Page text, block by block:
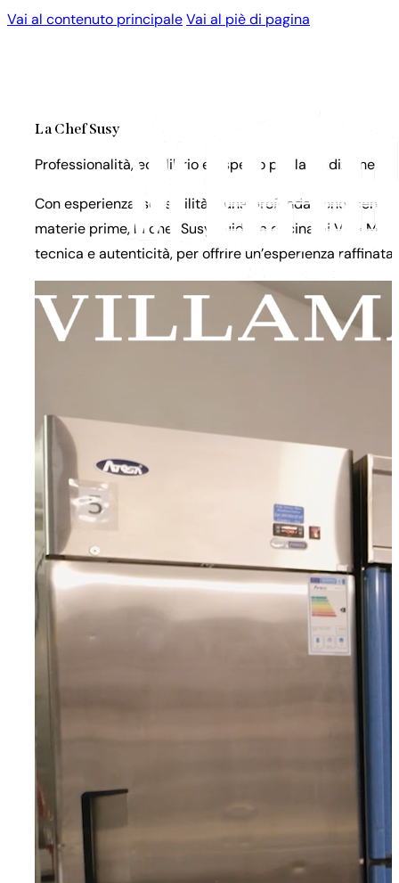
Vai al contenuto principaleVai al piè di pagina
La Chef Susy
Professionalità, equilibrio e rispetto per la tradizione
Con esperienza, sensibilità e una profonda conoscenza
materie prime, la chef Susy guida la cucina di Villa
tecnica e autenticità, per offrire un’esperienza raffinata